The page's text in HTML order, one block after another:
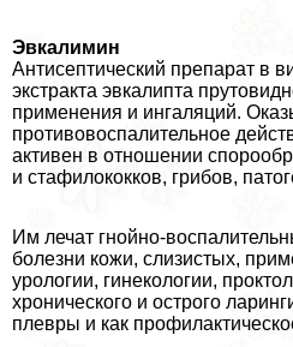
Эвкалимин
Антисептический препарат в
экстpaкта эвкалипта
применения и ингаляций.
противовоспалительное
активен в отношении
и стафилококков, грибов,
Им лечат гнойно-
болезни кожи, слизистых,
урологии, гинекологии,
хронического и острого
плевры и как